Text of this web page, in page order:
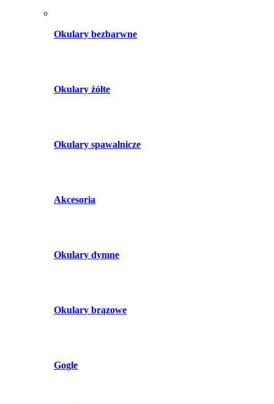
Okulary bezbarwne
Okulary żółte
Okulary spawalnicze
Akcesoria
Okulary dymne
Okulary brązowe
Gogle